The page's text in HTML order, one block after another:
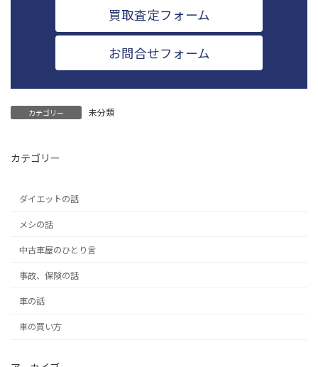
買取査定フォーム
お問合せフォーム
カテゴリー 未分類
カテゴリー
ダイエットの話
メシの話
中古車屋のひとり言
事故、保険の話
車の話
車の買い方